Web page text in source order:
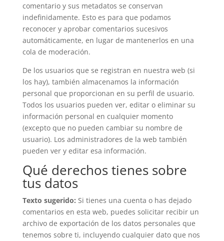
comentario y sus metadatos se conservan
indefinidamente. Esto es para que podamos
reconocer y aprobar comentarios sucesivos
automáticamente, en lugar de mantenerlos en una
cola de moderación.
De los usuarios que se registran en nuestra web (si
los hay), también almacenamos la información
personal que proporcionan en su perfil de usuario.
Todos los usuarios pueden ver, editar o eliminar su
información personal en cualquier momento
(excepto que no pueden cambiar su nombre de
usuario). Los administradores de la web también
pueden ver y editar esa información.
Qué derechos tienes sobre
tus datos
Texto sugerido: Si tienes una cuenta o has dejado
comentarios en esta web, puedes solicitar recibir un
archivo de exportación de los datos personales que
tenemos sobre ti, incluyendo cualquier dato que nos